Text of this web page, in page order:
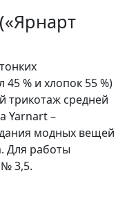
45 % и хлопок 55 %)
трикотаж средней
Yarnart –
модных вещей
Для работы
3,5.